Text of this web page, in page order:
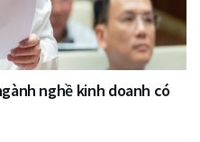
nghề kinh doanh có